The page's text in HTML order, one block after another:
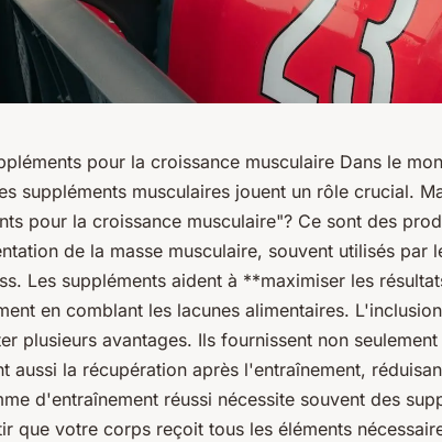
pour la croissance musculaire Dans le
suppléments musculaires jouent un rôle crucial.
pour la croissance musculaire"? Ce sont des
de la masse musculaire, souvent utilisés par
Les suppléments aident à **maximiser les
en comblant les lacunes alimentaires.
plusieurs avantages. Ils fournissent non
aussi la récupération après l'entraînement,
d'entraînement réussi nécessite souvent des
que votre corps reçoit tous les éléments